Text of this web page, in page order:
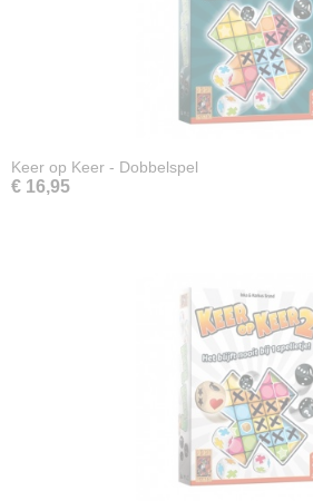
Keer op Keer - Dobbelspel
€ 16,95